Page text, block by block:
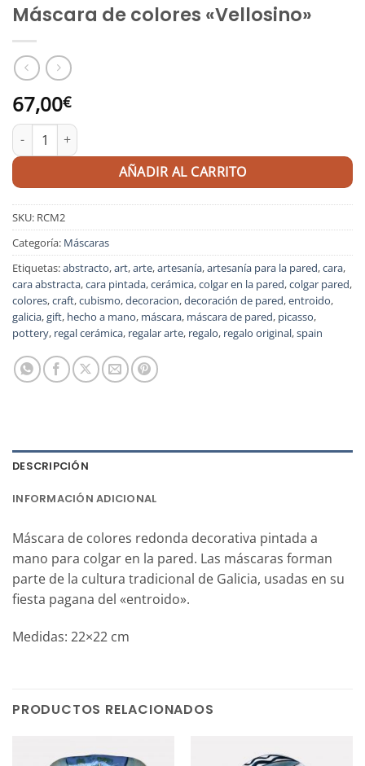
Máscara de colores «Vellosino»
67,00€
Máscara de colores "Vellosino" cantidad
AÑADIR AL CARRITO
SKU: RCM2
Categoría: Máscaras
Etiquetas:abstracto,art,arte,artesanía,artesanía para la pared,cara,
cara abstracta,cara pintada,cerámica,colgar en la pared,colgar pared,
colores,craft,cubismo,decoracion,decoración de pared,entroido,
galicia,gift, hecho a mano, máscara, máscara de pared, picasso,
pottery, regal cerámica, regalar arte, regalo, regalo original,spain
DESCRIPCIÓN
INFORMACIÓN ADICIONAL
Máscara de colores redonda decorativa pintada a
mano para colgar en la pared. Las máscaras forman
parte de la cultura tradicional de Galicia, usadas en su
fiesta pagana del «entroido».
Medidas: 22×22 cm
PRODUCTOS RELACIONADOS